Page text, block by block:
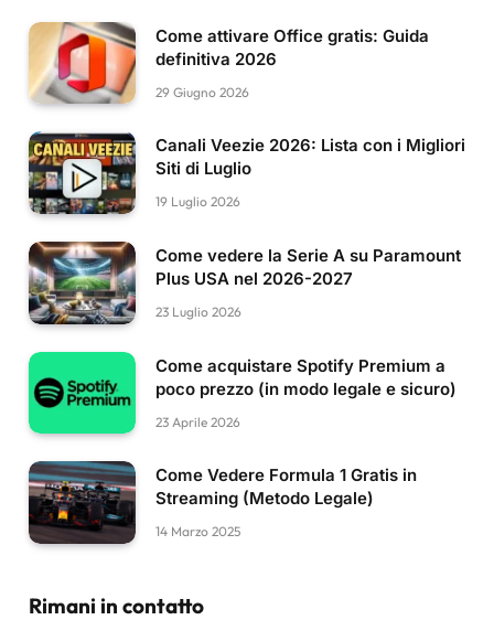
Come attivare Office gratis: Guida
definitiva 2026
29 Giugno 2026
Canali Veezie 2026: Lista con i Migliori
Siti di Luglio
19 Luglio 2026
Come vedere la Serie A su Paramount
Plus USA nel 2026-2027
23 Luglio 2026
Come acquistare Spotify Premium a
poco prezzo (in modo legale e sicuro)
23 Aprile 2026
Come Vedere Formula 1 Gratis in
Streaming (Metodo Legale)
14 Marzo 2025
Rimani in contatto